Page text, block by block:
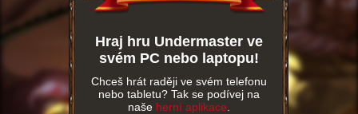
Hraj hru Undermaster ve
svém PC nebo laptopu!
Chceš hrát raději ve svém telefonu
nebo tabletu? Tak se podívej na
naše herní aplikace